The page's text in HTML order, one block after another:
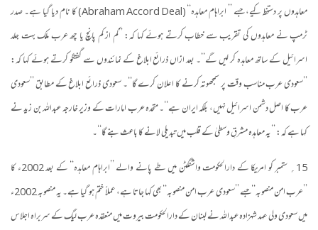
معاہدوں پر دستخط کیے، جسے ’’ ابراہام معاہدہ‘‘ (Abraham Accord Deal) کا نام دیا گیا ہے۔ صدر
ٹرمپ نے معاہدوں کی تقریب سے خطاب کرتے ہوئے کہا کہ: ’’کم از کم پانچ یا چھ عرب ملک بہت جلد
اسرائیل کے ساتھ معاہدہ کر لیں گے‘‘۔ بعد ازاں ذرائع ابلاغ کے نمائندوں سے گفتگو کرتے ہوئے کہا کہ:
’’سعودی عرب مناسب وقت پر سمجھوتہ کرنے کا اعلان کرے گا‘‘۔ سعودی ذرائع ابلاغ کے مطابق ’’سعودی
عرب کا اصل دشمن اسرائیل نہیں، بلکہ ایران ہے‘‘۔ متحدہ عرب امارات کے وزیر خارجہ عبداللہ بن زید نے
کہا ہے کہ: ’’یہ معاہدہ مشرقِ وسطیٰ کے قلب میں تبدیلی لانے کا باعث بنے گا‘‘۔
15؍ ستمبر کو امریکا کے دارالحکومت واشنگٹن میں طے پانے والے ’’ابراہام معاہدہ‘‘ کے بعد 2002ء کا
’’عرب امن منصوبہ‘‘ جسے ’’سعودی عرب امن منصوبہ‘‘ بھی کہا جاتا ہے، عملاً ختم ہو گیا ہے۔ یہ منصوبہ 2002ء
میں سعودی ولی عہد شہزادہ عبداللہ نے لبنان کے دارالحکومت بیروت میں منعقدہ عرب لیگ کے سربراہ اجلاس